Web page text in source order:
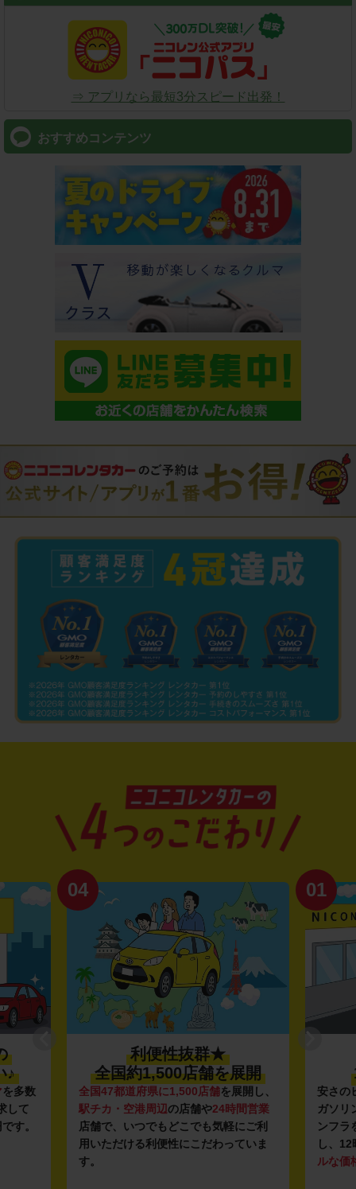
⇒ アプリなら最短3分スピード出発！
おすすめコンテンツ
♪
を多数
して
す。
04
利便性抜群★
全国約1,500店舗を展開
全国47都道府県に1,500店舗を展開し、
駅チカ・空港周辺 の店舗や24時間営業
店舗で、いつでもどこでも気軽にご利
用いただける利便性にこだわっていま
す。
01
安さの
ガソリ
ンフラ
し、
ルな価